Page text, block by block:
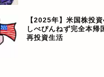
【2025年】米国株投
しべぴんねず完全本帰
再投資生活